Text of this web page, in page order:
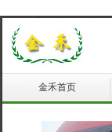
金禾首页